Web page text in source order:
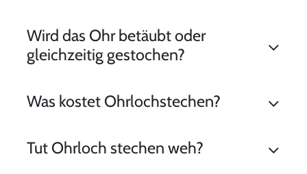
Wird das Ohr betäubt oder
gleichzeitig gestochen?
Was kostet Ohrlochstechen?
Tut Ohrloch stechen weh?